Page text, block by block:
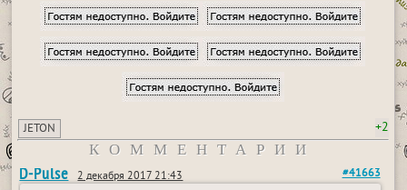
JETON +2
КОММЕНТАРИИ
D-Pulse 2 декабря 2017 21:43 #41663